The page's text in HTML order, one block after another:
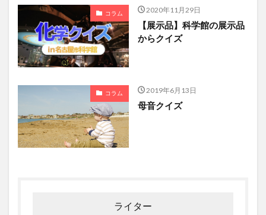
コラム 2020年11月29日
【展示品】科学館の展示品
からクイズ
コラム 2019年6月13日
母音クイズ
ライター